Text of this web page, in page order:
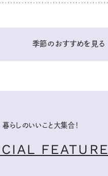
季節のおすすめを見る
暮らしのいいこと大集合！
FEATURE